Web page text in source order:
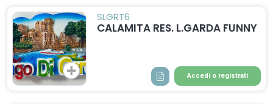
SLGRT6
CALAMITA RES. L.GARDA FUNNY
Accedi o registrati